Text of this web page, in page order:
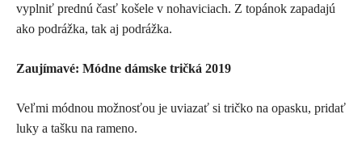
vyplniť prednú časť košele v nohaviciach. Z topánok zapadajú
ako podrážka, tak aj podrážka.
Zaujímavé: Módne dámske tričká 2019
Veľmi módnou možnosťou je uviazať si tričko na opasku, pridať
luky a tašku na rameno.